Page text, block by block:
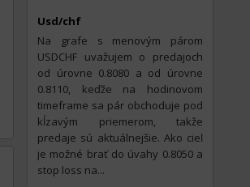
Usd/chf
Na grafe s menovým párom
USDCHF uvažujem o predajoch
od úrovne 0.8080 a od úrovne
0.8110, keďže na hodinovom
timeframe sa pár obchoduje pod
kĺzavým priemerom, takže
predaje sú aktuálnejšie. Ako cieľ
je možné brať do úvahy 0.8050 a
stop loss na...